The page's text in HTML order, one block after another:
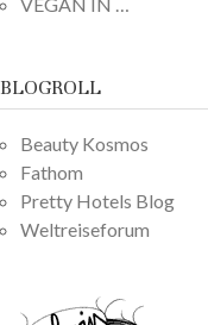
BLOGROLL
Beauty Kosmos
Fathom
Pretty Hotels Blog
Weltreiseforum